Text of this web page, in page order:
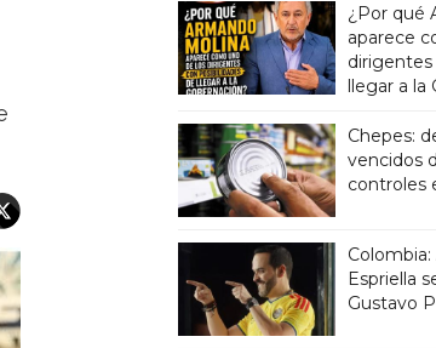
¿Por qué
aparece
dirigentes
llegar a la
Chepes:
vencidos
controles
Espriella
Gustavo